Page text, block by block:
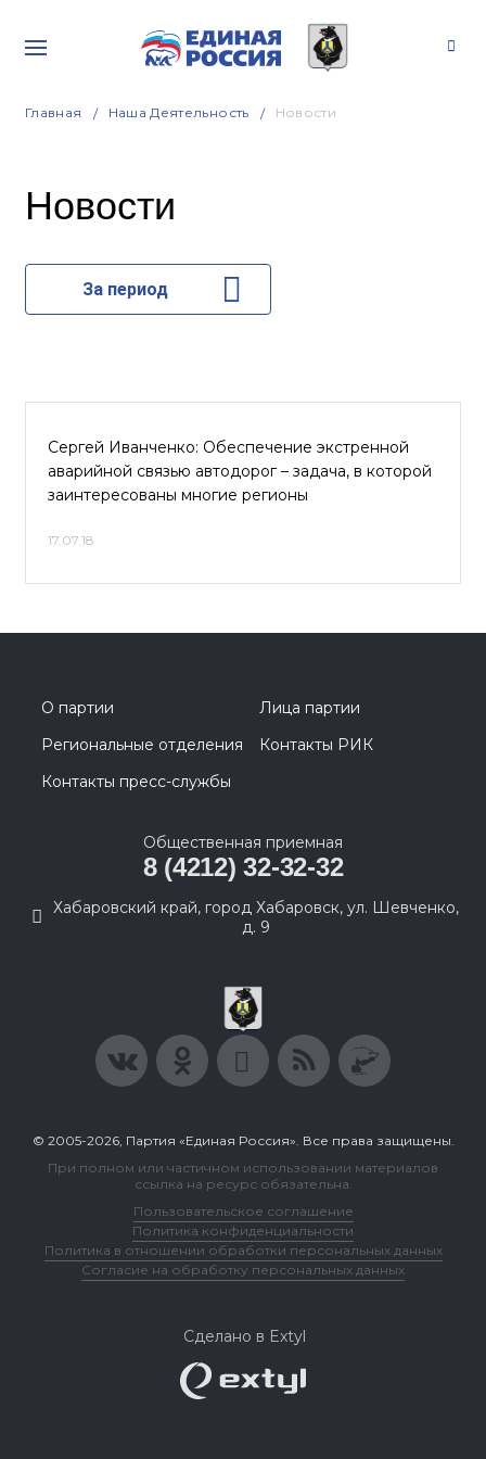
Главная Наша Деятельность Новости
Новости
За период
Сергей Иванченко: Обеспечение экстренной
аварийной связью автодорог – задача, в которой
заинтересованы многие регионы
17.07.18
О партии
Лица партии
Региональные отделения
Контакты РИК
Контакты пресс-службы
Общественная приемная
8 (4212) 32-32-32
Хабаровский край, город Хабаровск, ул. Шевченко,
д. 9
© 2005-2026, Партия «Единая Россия». Все права защищены.
При полном или частичном использовании материалов
ссылка на ресурс обязательна.
Пользовательское соглашение
Политика конфиденциальности
Политика в отношении обработки персональных данных
Согласие на обработку персональных данных
Сделано в Extyl